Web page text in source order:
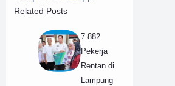
Related Posts
7.882
Pekerja
Rentan di
Lampung